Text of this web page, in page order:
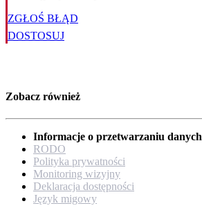
ZGŁOŚ BŁĄD
DOSTOSUJ
Zobacz również
Informacje o przetwarzaniu danych
RODO
Polityka prywatności
Monitoring wizyjny
Deklaracja dostępności
Język migowy